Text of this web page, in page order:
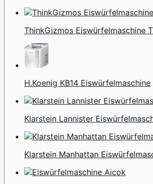
ThinkGizmos Eiswürfelmaschine
H.Koenig KB14 Eiswürfelmaschine
Klarstein Lannister
Klarstein Manhattan